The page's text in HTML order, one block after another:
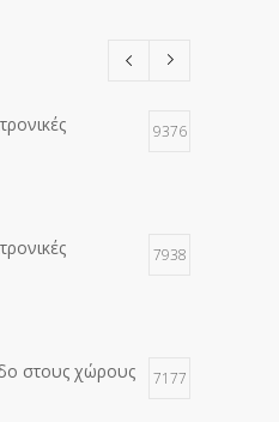
9376
7938
στους χώρους
7177